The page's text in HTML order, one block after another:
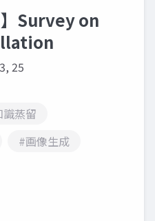
】Survey on
25
識蒸留
#画像生成